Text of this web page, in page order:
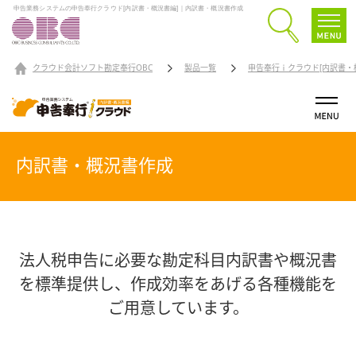
申告業務システムの申告奉行クラウド[内訳書・概況書編]｜内訳書・概況書作成
クラウド会計ソフト勘定奉行OBC 製品一覧 申告奉行ｉクラウド[内訳書・
内訳書・概況書作成
法人税申告に必要な勘定科目内訳書や概況書
を標準提供し、 作成効率をあげる各種機能を
ご用意しています。